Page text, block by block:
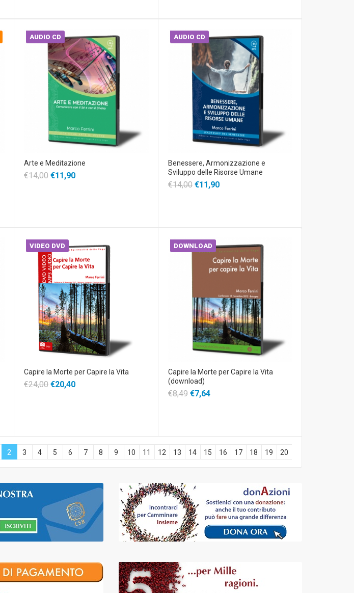
AUDIO CD
Arte e Meditazione
€14,00 €11,90
AUDIO CD
Benessere, Armonizzazione e
Sviluppo delle Risorse Umane
€14,00 €11,90
VIDEO DVD
Capire la Morte per Capire la Vita
€24,00 €20,40
DOWNLOAD
Capire la Morte per Capire la Vita
(download)
€8,49 €7,64
2 3 4 5 6 7 8 9 10 11 12 13 14 15 16 17 18 19 20